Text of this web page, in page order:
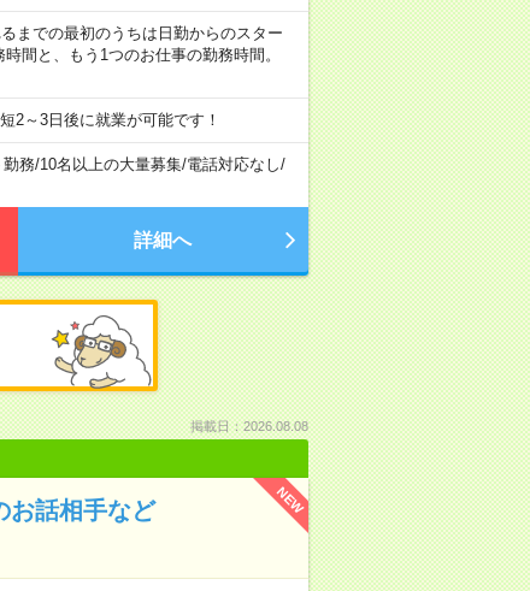
までの最初のうちは日勤からのスター
間と、もう1つのお仕事の勤務時間。
2～3日後に就業が可能です！
務/10名以上の大量募集/電話対応なし/
詳細へ
掲載日：2026.08.08
NEW
お話相手など